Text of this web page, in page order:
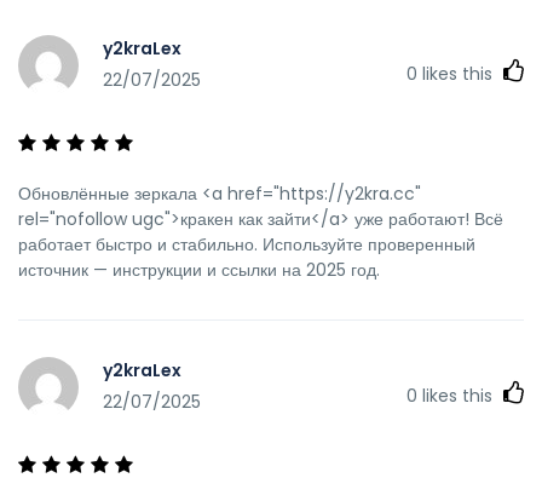
y2kraLex
22/07/2025
0 likes this
Обновлённые зеркала <a href="https://y2kra.cc"
rel="nofollow ugc">кракен как зайти</a> уже работают! Всё
работает быстро и стабильно. Используйте проверенный
источник — инструкции и ссылки на 2025 год.
y2kraLex
22/07/2025
0 likes this